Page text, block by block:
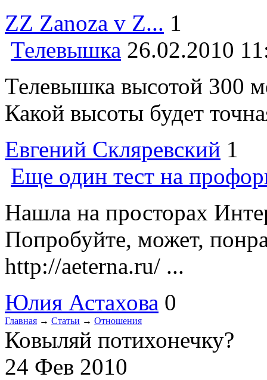
ZZ Zanoza v Z... 1
Телевышка 26.02.2010
Телевышка высотой 300
Какой высоты будет
Евгений Скляревский 1
Еще один тест на
Нашла на просторах
Попробуйте, может,
http://aeterna.ru/ ...
Юлия Астахова 0
Главная → Статьи → Отношения
Ковыляй потихонечку?
24 Фев 2010